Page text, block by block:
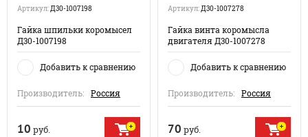
Артикул:Д30-1007198
Гайка шпильки коромысел
Д30-1007198
Добавить к сравнению
Производитель: Россия
10 руб.
Артикул:Д30-1007278
Гайка винта коромысла
двигателя Д30-1007278
Добавить к сравнению
Производитель: Россия
70 руб.